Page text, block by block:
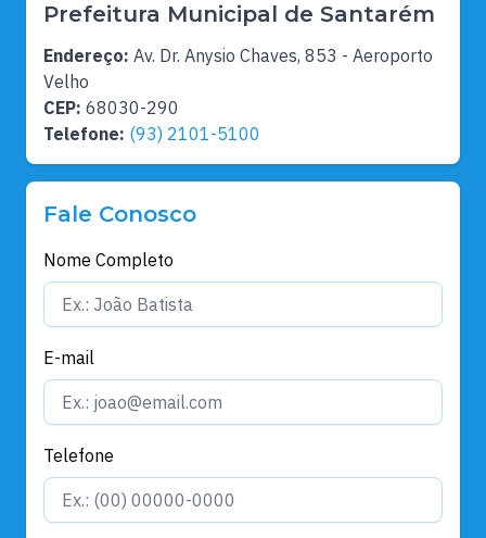
Prefeitura Municipal de Santarém
Endereço: Av. Dr. Anysio Chaves, 853 - Aeroporto
Velho
CEP: 68030-290
Telefone: (93) 2101-5100
Fale Conosco
Nome Completo
E-mail
Telefone